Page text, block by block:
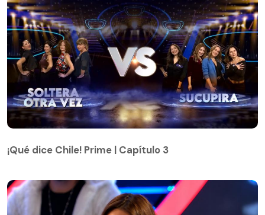
¡Qué dice Chile! Prime | Capítulo 3